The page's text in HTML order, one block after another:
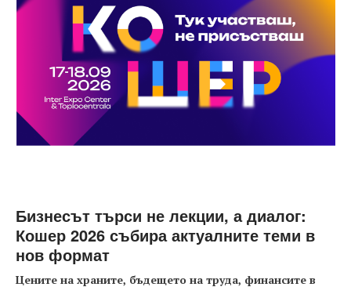
Бизнесът търси не лекции, а диалог:
Кошер 2026 събира актуалните теми в
нов формат
Цените на храните, бъдещето на труда, финансите в